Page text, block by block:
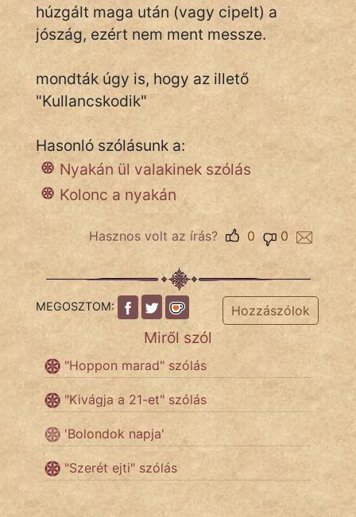
PSZICHO
FILM
MAGYARSÁG
TÖRTÉNELEM
Népszerű szerzőink:
Hunor
Jób Gedeon
Láron Ádám
mikkamakka
vörös ördög
húzgált maga után (vagy cipelt) a
jószág, ezért nem ment messze.
mondták úgy is, hogy az illető
"Kullancskodik"
Hasonló szólásunk a:
Nyakán ül valakinek szólás
Kolonc a nyakán
Hasznos volt az írás? 0
0
MEGOSZTOM: Hozzászólok
Miről szól
"Hoppon marad" szólás
"Kivágja a 21-et" szólás
'Bolondok napja'
"Szerét ejti" szólás